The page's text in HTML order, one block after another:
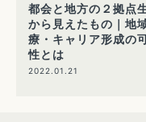
都会と地方の２拠点
から見えたもの｜地
療・キャリア形成の
性とは
2022.01.21